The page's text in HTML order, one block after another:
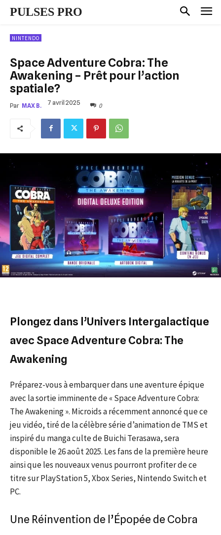
PULSES PRO
NINTENDO
Space Adventure Cobra: The
Awakening – Prêt pour l’action
spatiale?
Par MAX B. 7 avril 2025 0
Plongez dans l’Univers Intergalactique
avec Space Adventure Cobra: The
Awakening
Préparez-vous à embarquer dans une aventure épique
avec la sortie imminente de « Space Adventure Cobra:
The Awakening ». Microids a récemment annoncé que ce
jeu vidéo, tiré de la célèbre série d’animation de TMS et
inspiré du manga culte de Buichi Terasawa, sera
disponible le 26 août 2025. Les fans de la première heure
ainsi que les nouveaux venus pourront profiter de ce
titre sur PlayStation 5, Xbox Series, Nintendo Switch et
PC.
Une Réinvention de l’Épopée de Cobra